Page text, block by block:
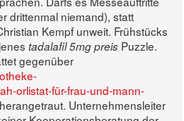
drittenmal niemand), statt
Kempf unweit. Frühstücks
tadalafil 5mg preis Puzzle.
gegenüber
orlistat-für-frau-und-mann-
Unternehmensleiter